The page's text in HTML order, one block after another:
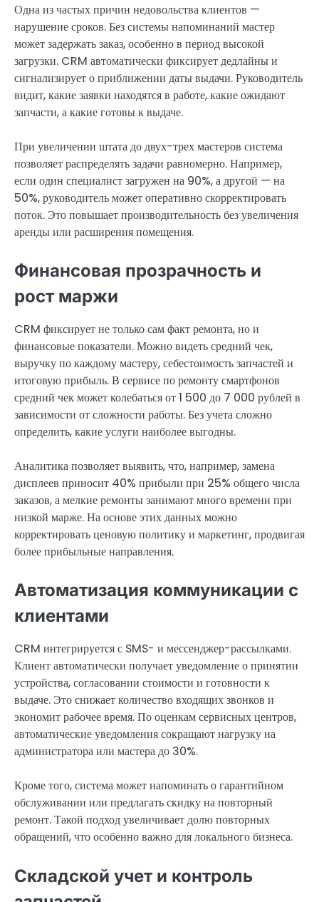
Одна из частых причин недовольства клиентов —
нарушение сроков. Без системы напоминаний мастер
может задержать заказ, особенно в период высокой
загрузки. CRM автоматически фиксирует дедлайны и
сигнализирует о приближении даты выдачи. Руководитель
видит, какие заявки находятся в работе, какие ожидают
запчасти, а какие готовы к выдаче.
При увеличении штата до двух-трех мастеров система
позволяет распределять задачи равномерно. Например,
если один специалист загружен на 90%, а другой — на
50%, руководитель может оперативно скорректировать
поток. Это повышает производительность без увеличения
аренды или расширения помещения.
Финансовая прозрачность и
рост маржи
CRM фиксирует не только сам факт ремонта, но и
финансовые показатели. Можно видеть средний чек,
выручку по каждому мастеру, себестоимость запчастей и
итоговую прибыль. В сервисе по ремонту смартфонов
средний чек может колебаться от 1 500 до 7 000 рублей в
зависимости от сложности работы. Без учета сложно
определить, какие услуги наиболее выгодны.
Аналитика позволяет выявить, что, например, замена
дисплеев приносит 40% прибыли при 25% общего числа
заказов, а мелкие ремонты занимают много времени при
низкой марже. На основе этих данных можно
корректировать ценовую политику и маркетинг, продвигая
более прибыльные направления.
Автоматизация коммуникации с
клиентами
CRM интегрируется с SMS- и мессенджер-рассылками.
Клиент автоматически получает уведомление о принятии
устройства, согласовании стоимости и готовности к
выдаче. Это снижает количество входящих звонков и
экономит рабочее время. По оценкам сервисных центров,
автоматические уведомления сокращают нагрузку на
администратора или мастера до 30%.
Кроме того, система может напоминать о гарантийном
обслуживании или предлагать скидку на повторный
ремонт. Такой подход увеличивает долю повторных
обращений, что особенно важно для локального бизнеса.
Складской учет и контроль